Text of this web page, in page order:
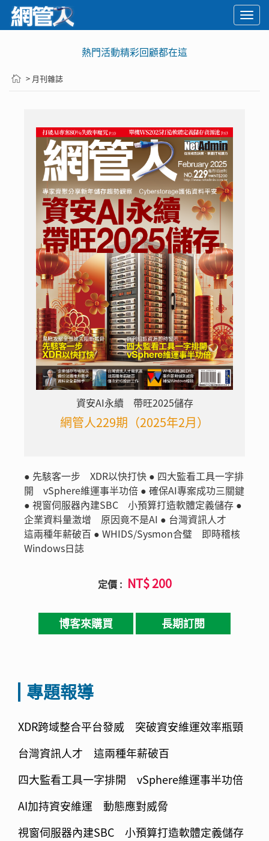
熱門活動精彩回顧都在這
> 月刊雜誌
資安AI永續 帶旺2025儲存
網管人229期（2025年2月）
● 先駭客一步 XDR以快打快 ● 四大監看工具一字排
開 vSphere維運事半功倍 ● 確保AI專案成功三關鍵
● 視窗伺服器內建SBC 小預算打造軟體定義儲存 ●
企業資料量激增 原因竟不是AI ● 台灣資訊人才
這兩種年薪破百 ● WHIDS/Sysmon合璧 即時稽核
Windows日誌
定價 : NT$ 200
博客來購買 長期訂閱
專題報導
XDR跨域整合平台發威 突破資安維運效率瓶頸
台灣資訊人才 這兩種年薪破百
四大監看工具一字排開 vSphere維運事半功倍
AI加持資安維運 動態應對威脅
視窗伺服器內建SBC 小預算打造軟體定義儲存